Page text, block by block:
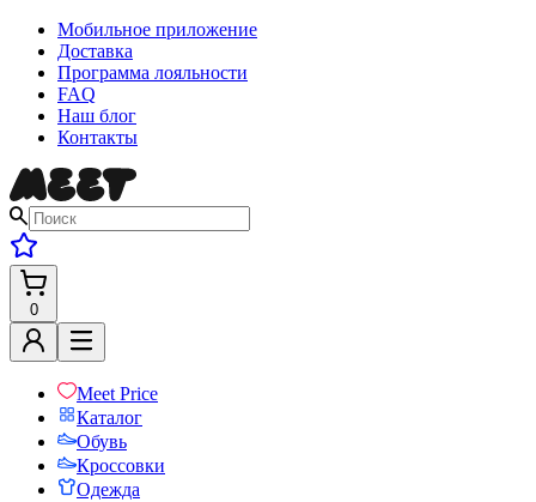
Мобильное приложение
Доставка
Программа лояльности
FAQ
Наш блог
Контакты
0
Meet Price
Каталог
Обувь
Кроссовки
Одежда